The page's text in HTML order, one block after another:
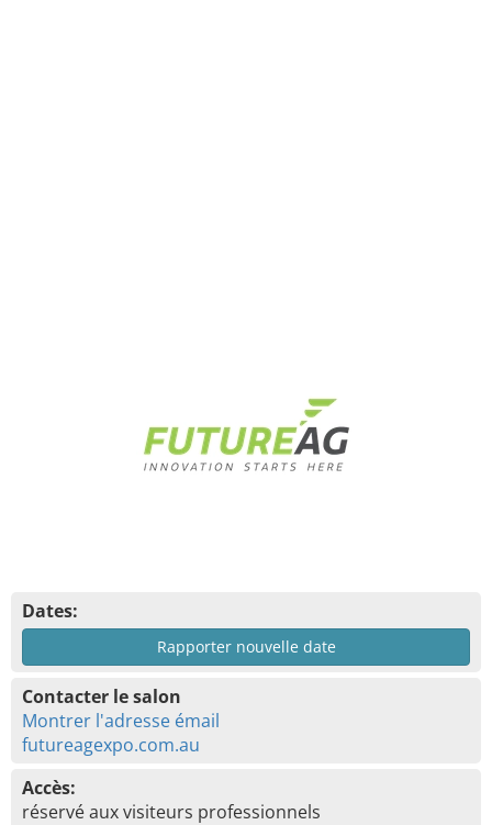
Dates:
Rapporter nouvelle date
Contacter le salon
Montrer l'adresse émail
futureagexpo.com.au
Accès:
réservé aux visiteurs professionnels